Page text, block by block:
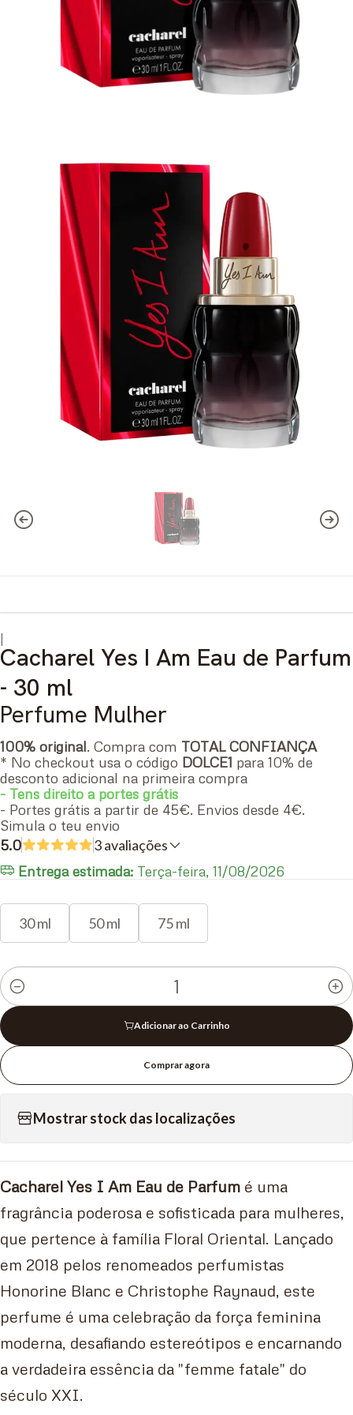
|
Cacharel Yes I Am Eau de Parfum
- 30 ml
Perfume Mulher
100% original. Compra com TOTAL CONFIANÇA
* No checkout usa o código DOLCE1 para 10% de
desconto adicional na primeira compra
- Tens direito a portes grátis
- Portes grátis a partir de 45€. Envios desde 4€.
Simula o teu envio
5.0
3 avaliações
Entrega estimada: Terça-feira, 11/08/2026
30 ml 50 ml 75 ml
Quantidade
Adicionar ao Carrinho
Comprar agora
Mostrar stock das localizações
Cacharel Yes I Am Eau de Parfum é uma
fragrância poderosa e sofisticada para mulheres,
que pertence à família Floral Oriental. Lançado
em 2018 pelos renomeados perfumistas
Honorine Blanc e Christophe Raynaud, este
perfume é uma celebração da força feminina
moderna, desafiando estereótipos e encarnando
a verdadeira essência da "femme fatale" do
século XXI.